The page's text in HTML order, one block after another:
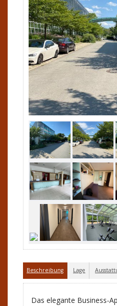
Beschreibung Lage
Das elegante Business-